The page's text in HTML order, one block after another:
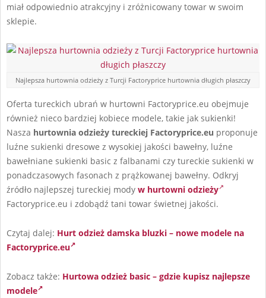
miał odpowiednio atrakcyjny i zróżnicowany towar w swoim
sklepie.
Najlepsza hurtownia odzieży z Turcji Factoryprice hurtownia długich płaszczy
Oferta tureckich ubrań w hurtowni Factoryprice.eu obejmuje
również nieco bardziej kobiece modele, takie jak sukienki!
Nasza hurtownia odzieży tureckiej Factoryprice.eu proponuje
luźne sukienki dresowe z wysokiej jakości bawełny, luźne
bawełniane sukienki basic z falbanami czy tureckie sukienki w
ponadczasowych fasonach z prążkowanej bawełny. Odkryj
źródło najlepszej tureckiej mody w hurtowni odzieży
Factoryprice.eu i zdobądź tani towar świetnej jakości.
Czytaj dalej: Hurt odzież damska bluzki – nowe modele na
Factoryprice.eu
Zobacz także: Hurtowa odzież basic – gdzie kupisz najlepsze
modele